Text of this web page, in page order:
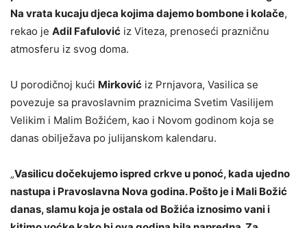
Na vrata kucaju djeca kojima dajemo bombone i kolače,
rekao je Adil Fafulović iz Viteza, prenoseći prazničnu
atmosferu iz svog doma.
U porodičnoj kući Mirković iz Prnjavora, Vasilica se
povezuje sa pravoslavnim praznicima Svetim Vasilijem
Velikim i Malim Božićem, kao i Novom godinom koja se
danas obilježava po julijanskom kalendaru.
„Vasilicu dočekujemo ispred crkve u ponoć, kada ujedno
nastupa i Pravoslavna Nova godina. Pošto je i Mali Božić
danas, slamu koja je ostala od Božića iznosimo vani i